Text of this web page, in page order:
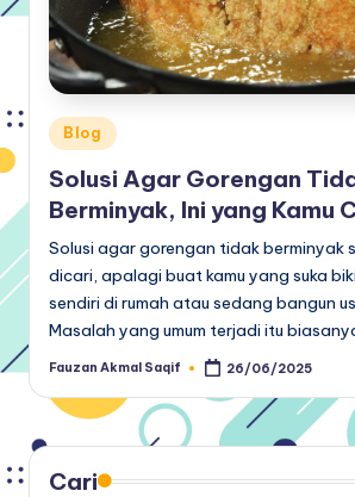
Posted
in
Blog
Solusi Agar Gorengan
Berminyak, Ini yang Kamu
Solusi agar gorengan tidak berminyak
dicari, apalagi buat kamu yang suka
sendiri di rumah atau sedang bangun
Masalah yang umum terjadi itu
Posted
Fauzan Akmal Saqif 26/06/2025
Cari